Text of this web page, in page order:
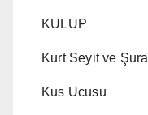
KULUP
Kurt Seyit ve Şura
Kus Ucusu